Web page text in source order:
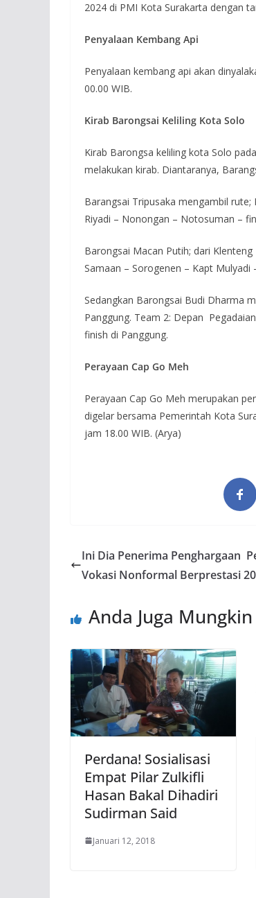
2024 di PMI Kota Surakarta dengan
Penyalaan Kembang Api
Penyalaan kembang api akan
00.00 WIB.
Kirab Barongsai Keliling Kota Solo
Kirab Barongsa keliling kota Solo
melakukan kirab. Diantaranya,
Barangsai Tripusaka mengambil
Riyadi – Nonongan – Notosuman –
Barongsai Macan Putih; dari
Samaan – Sorogenen – Kapt
Sedangkan Barongsai Budi Dharma
Panggung. Team 2: Depan
finish di Panggung.
Perayaan Cap Go Meh
Perayaan Cap Go Meh merupakan
digelar bersama Pemerintah Kota
jam 18.00 WIB. (Arya)
Ini Dia Penerima Penghargaan
Vokasi Nonformal Berprestasi
Anda Juga Mungkin
Perdana! Sosialisasi
Empat Pilar Zulkifli
Hasan Bakal Dihadiri
Sudirman Said
Januari 12, 2018